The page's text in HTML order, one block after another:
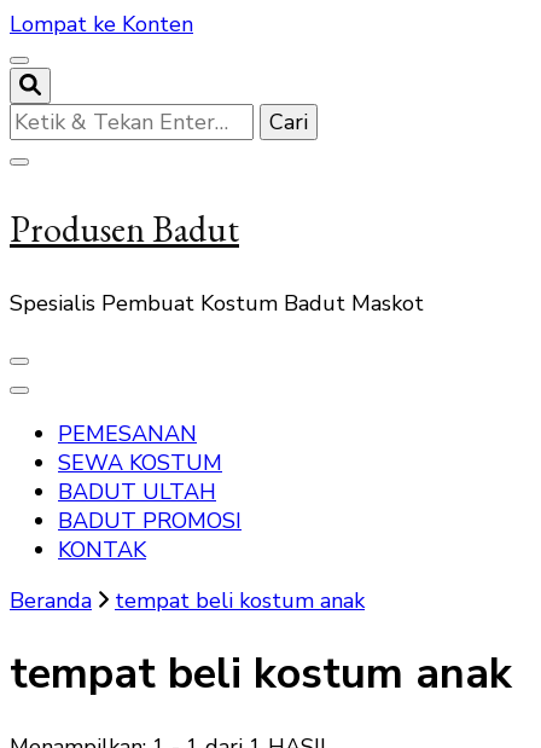
Lompat ke Konten
Mencari
Sesuatu?
Produsen Badut
Spesialis Pembuat Kostum Badut Maskot
PEMESANAN
SEWA KOSTUM
BADUT ULTAH
BADUT PROMOSI
KONTAK
Beranda
tempat beli kostum anak
tempat beli kostum anak